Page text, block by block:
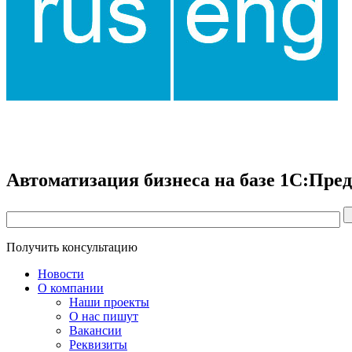
Автоматизация бизнеса на базе
Получить консультацию
Новости
О компании
Наши проекты
О нас пишут
Вакансии
Реквизиты